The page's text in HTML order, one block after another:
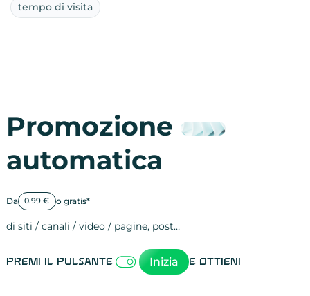
tempo di visita
Promozione
automatica
Da 0.99 € o gratis*
di siti / canali / video / pagine, post…
Premi il pulsante Inizia e ottieni